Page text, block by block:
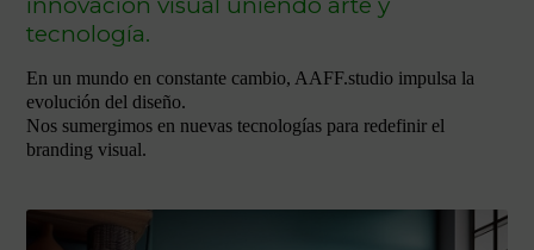
tecnología.
En un mundo en constante cambio, AAFF.studio impulsa la
evolución del diseño.
Nos sumergimos en nuevas tecnologías para redefinir el
branding visual.